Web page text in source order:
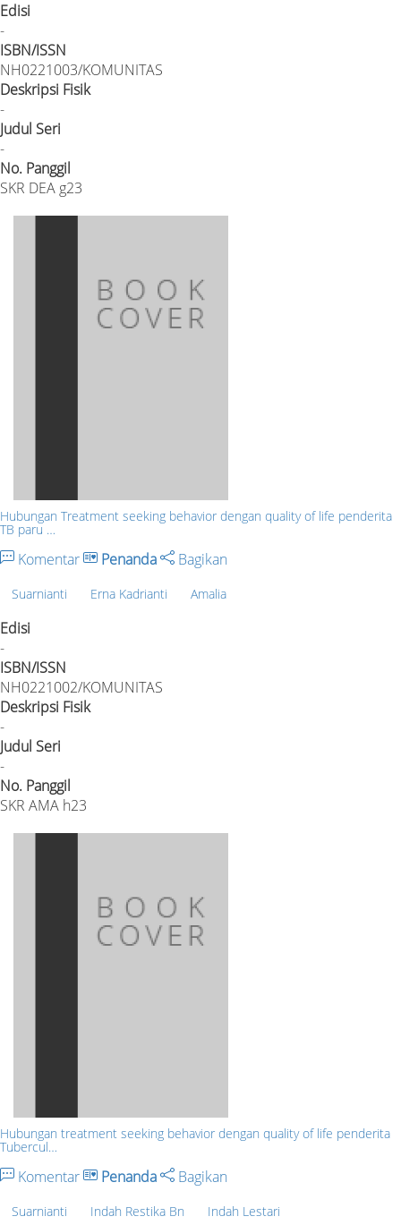
Edisi
-
ISBN/ISSN
NH0221003/KOMUNITAS
Deskripsi Fisik
-
Judul Seri
-
No. Panggil
SKR DEA g23
Hubungan Treatment seeking behavior dengan quality of life penderita
TB paru …
Komentar Penanda Bagikan
Suarnianti Erna Kadrianti Amalia
Edisi
-
ISBN/ISSN
NH0221002/KOMUNITAS
Deskripsi Fisik
-
Judul Seri
-
No. Panggil
SKR AMA h23
Hubungan treatment seeking behavior dengan quality of life penderita
Tubercul…
Komentar Penanda Bagikan
Suarnianti Indah Restika Bn Indah Lestari